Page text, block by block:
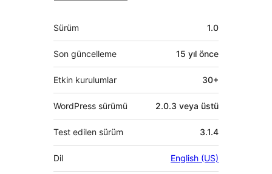
Meta
Sürüm 1.0
Son güncelleme 15 yıl önce
Etkin kurulumlar 30+
WordPress sürümü 2.0.3 veya üstü
Test edilen sürüm 3.1.4
Dil English (US)